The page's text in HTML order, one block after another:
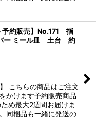
予約販売】No.171 指
ー ミール皿 土台 約
こちらの商品はご注文
かけます予約販売商品
め最大2週間お届けま
同梱品も一緒に発送の